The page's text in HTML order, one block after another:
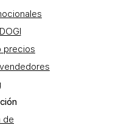
precios
de